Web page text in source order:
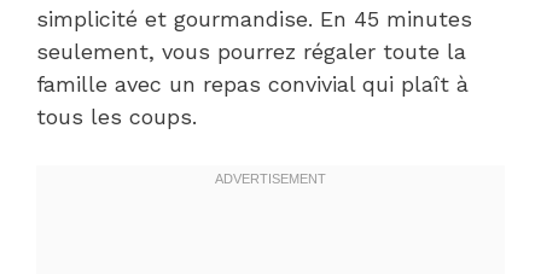
simplicité et gourmandise. En 45 minutes
seulement, vous pourrez régaler toute la
famille avec un repas convivial qui plaît à
tous les coups.